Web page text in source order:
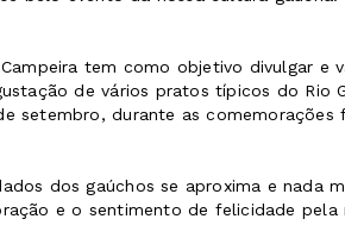
tem como objetivo divulgar
de vários pratos típicos do Rio
setembro, durante as
dos gaúchos se aproxima e nada
e o sentimento de felicidade pela